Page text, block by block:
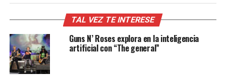
TAL VEZ TE INTERESE
Guns N’ Roses explora en la inteligencia
artificial con “The general”